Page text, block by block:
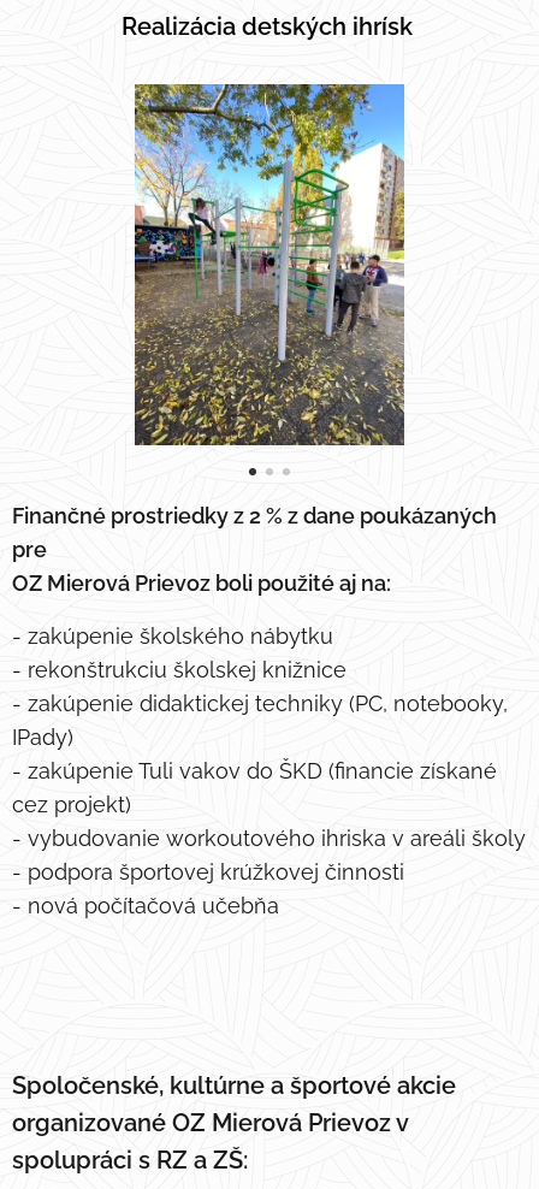
Realizácia detských ihrísk
Finančné prostriedky z 2 % z dane poukázaných
pre
OZ Mierová Prievoz boli použité aj na:
- zakúpenie školského nábytku
- rekonštrukciu školskej knižnice
- zakúpenie didaktickej techniky (PC, notebooky,
IPady)
- zakúpenie Tuli vakov do ŠKD (financie získané
cez projekt)
- vybudovanie workoutového ihriska v areáli školy
- podpora športovej krúžkovej činnosti
- nová počítačová učebňa
Spoločenské, kultúrne a športové akcie
organizované OZ Mierová Prievoz v
spolupráci s RZ a ZŠ: